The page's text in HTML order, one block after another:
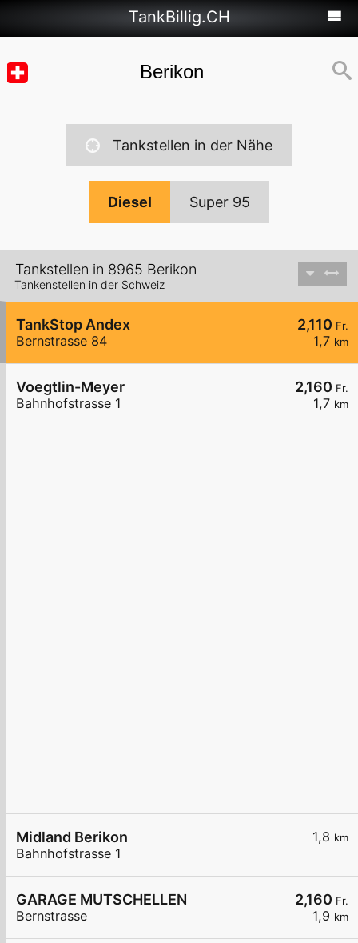
TankBillig.CH
Tankstellen in der Nähe
Diesel Super 95
Tankstellen in 8965 Berikon
Tankenstellen in der Schweiz
2,110 Fr.
1,7 km
TankStop Andex
Bernstrasse 84
2,160 Fr.
1,7 km
Voegtlin-Meyer
Bahnhofstrasse 1
1,8 km
Midland Berikon
Bahnhofstrasse 1
2,160 Fr.
1,9 km
GARAGE MUTSCHELLEN
Bernstrasse